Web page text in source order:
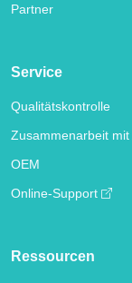
Partner
Service
Qualitätskontrolle
Zusammenarbeit mit
OEM
Online-Support
Ressourcen